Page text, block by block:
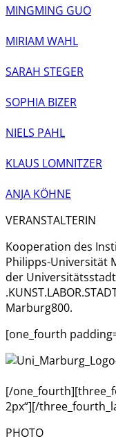
MINGMING GUO
MIRIAM WAHL
SARAH STEGER
SOPHIA BIZER
NIELS PAHL
KLAUS LOMNITZER
ANJA KÖHNE
VERANSTALTERIN
Kooperation des
Philipps-Universität
der
Marburg800.
[one_fourth
[/
2px“][/
PHOTO